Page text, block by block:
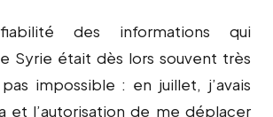
des informations qui
Syrie était dès lors souvent très
impossible : en juillet, j’avais
et l’autorisation de me déplacer